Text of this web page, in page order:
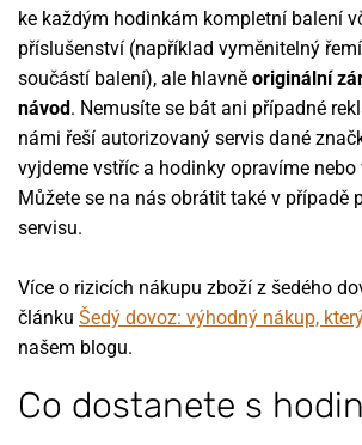
ke každým hodinkám kompletní balení
příslušenství (například vyměnitelný
součástí balení), ale hlavně originální
návod. Nemusíte se bát ani případné
námi řeší autorizovaný servis dané
vyjdeme vstříc a hodinky opravíme nebo
Můžete se na nás obrátit také v případě
servisu.
Více o rizicích nákupu zboží z šedého
článku Šedý dovoz: výhodný nákup,
našem blogu.
Co dostanete s